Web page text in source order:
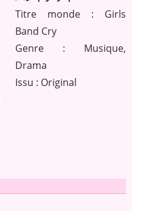
Titre monde : Girls
Band Cry
Genre : Musique,
Drama
Issu : Original